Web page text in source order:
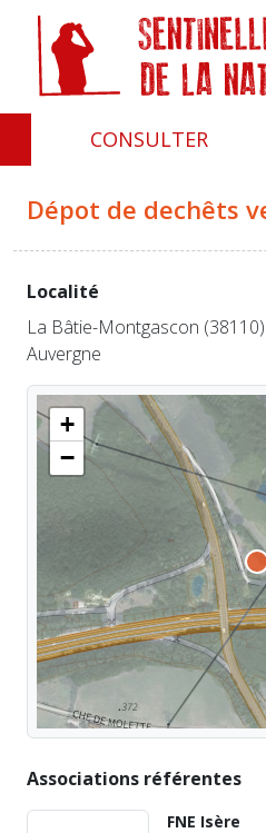
CONSULTER
Dépot de dechêts
Localité
La Bâtie-Montgascon
Auvergne
+
−
Associations référentes
FNE Isère
Panneau de gestion des